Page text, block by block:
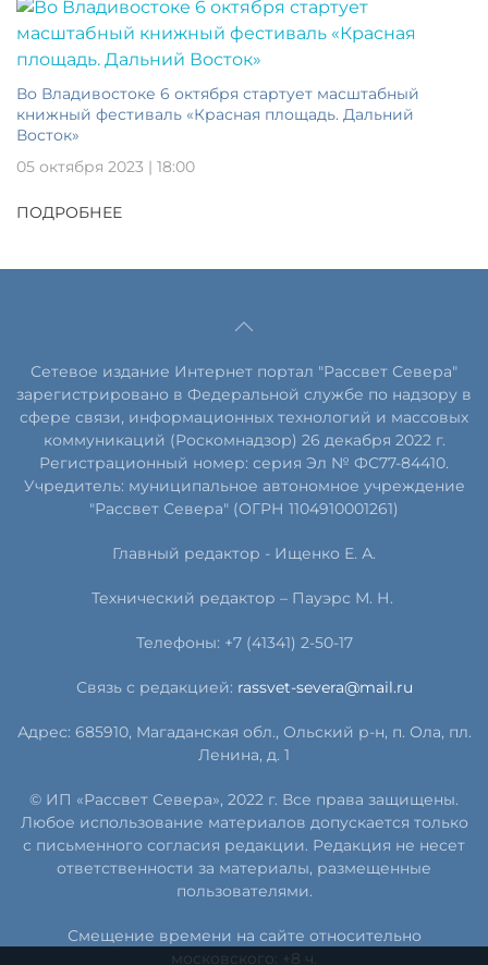
Во Владивостоке 6 октября стартует масштабный
книжный фестиваль «Красная площадь. Дальний
Восток»
05 октября 2023 | 18:00
ПОДРОБНЕЕ
Сетевое издание Интернет портал "Рассвет Севера"
зарегистрировано в Федеральной службе по надзору в
сфере связи, информационных технологий и массовых
коммуникаций (Роскомнадзор) 26 декабря 2022 г.
Регистрационный номер: серия Эл № ФС77-84410.
Учредитель: муниципальное автономное учреждение
"Рассвет Севера" (ОГРН 1104910001261)
Главный редактор - Ищенко Е. А.
Технический редактор – Пауэрс М. Н.
Телефоны: +7 (41341) 2-50-17
Связь с редакцией: rassvet-severa@mail.ru
Адрес: 685910, Магаданская обл., Ольский р-н, п. Ола, пл.
Ленина, д. 1
© ИП «Рассвет Севера», 2022 г. Все права защищены.
Любое использование материалов допускается только
с письменного согласия редакции. Редакция не несет
ответственности за материалы, размещенные
пользователями.
Смещение времени на сайте относительно
московского: +8 ч.